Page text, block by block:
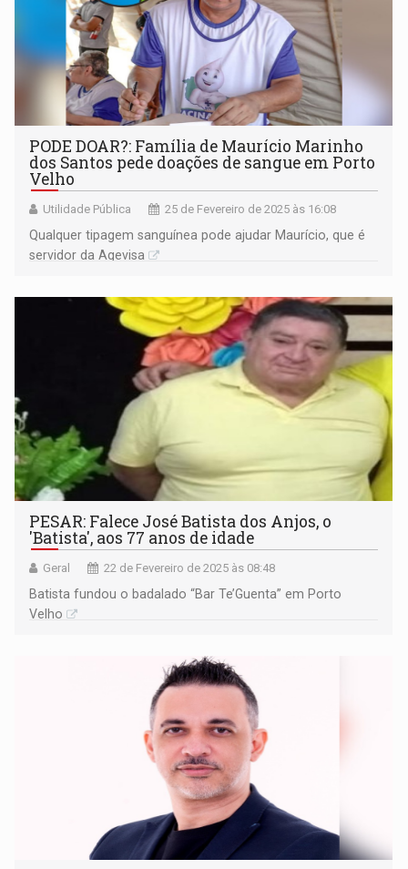
PODE DOAR?: Família de Maurício Marinho
dos Santos pede doações de sangue em Porto
Velho
Utilidade Pública 25 de Fevereiro de 2025 às 16:08
Qualquer tipagem sanguínea pode ajudar Maurício, que é
servidor da Agevisa
PESAR: Falece José Batista dos Anjos, o
'Batista', aos 77 anos de idade
Geral 22 de Fevereiro de 2025 às 08:48
Batista fundou o badalado “Bar Te’Guenta” em Porto
Velho